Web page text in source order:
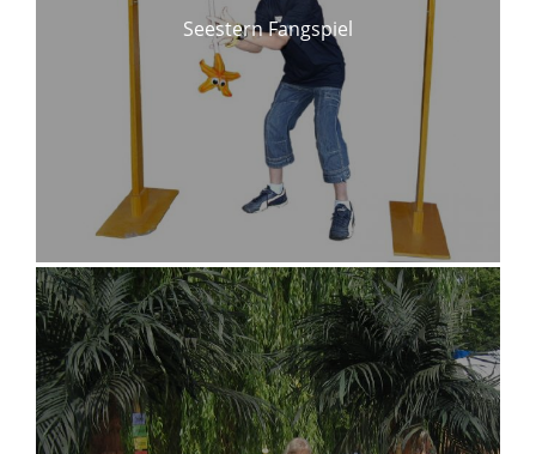
Seestern Fangspiel